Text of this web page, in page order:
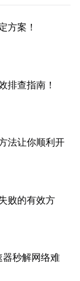
方案！
排查指南！
法让你顺利开
败的有效方
秒解网络难